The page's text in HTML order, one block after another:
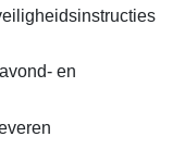
en